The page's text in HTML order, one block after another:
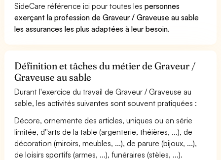
SideCare référence ici pour toutes lespersonnes
exerçant la profession de Graveur / Graveuse au sable
les assurances les plus adaptées à leur besoin.
Définition et tâches du métier de Graveur /
Graveuse au sable
Durant l'exercice du travail de Graveur / Graveuse au
sable, les activités suivantes sont souvent pratiquées :
Décore, ornemente des articles, uniques ou en série
limitée, d''arts de la table (argenterie, théières, ...), de
décoration (miroirs, meubles, ...), de parure (bijoux, ...),
de loisirs sportifs (armes, ...), funéraires (stèles, ...).